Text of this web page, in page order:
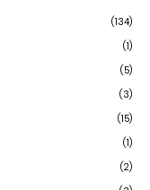
(134)
(1)
(5)
(3)
(15)
(1)
(2)